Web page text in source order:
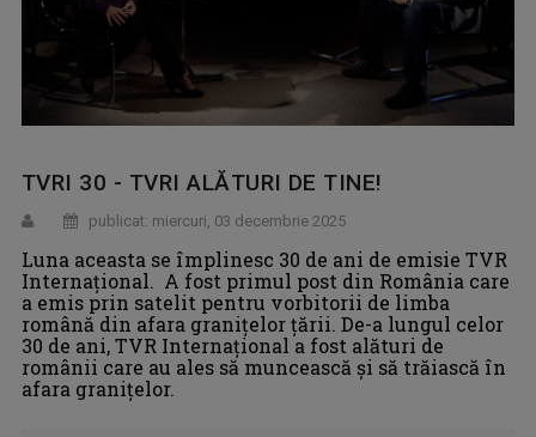
TVRI 30 - TVRI ALĂTURI DE TINE!
publicat: miercuri, 03 decembrie 2025
Luna aceasta se împlinesc 30 de ani de emisie TVR
Internaţional. A fost primul post din România care
a emis prin satelit pentru vorbitorii de limba
română din afara graniţelor ţării. De-a lungul celor
30 de ani, TVR Internaţional a fost alături de
românii care au ales să muncească şi să trăiască în
afara graniţelor.